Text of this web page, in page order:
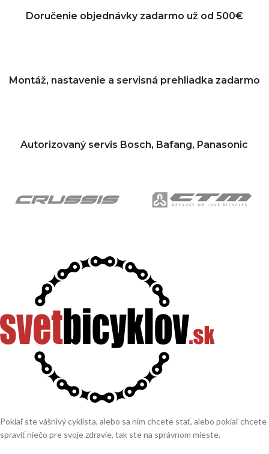
Autorizovaný servis Bosch, Bafang, Panasonic
Montáž, nastavenie a servisná prehliadka zadarmo
Doručenie objednávky zadarmo už od 500€
Pokiaľ ste vášnivý cyklista, alebo sa ním chcete stať, alebo pokiaľ chcete
spraviť niečo pre svoje zdravie, tak ste na správnom mieste.